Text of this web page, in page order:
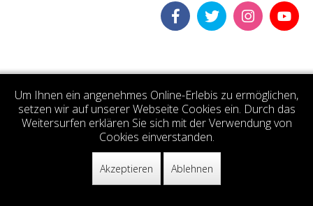
Um Ihnen ein angenehmes Online-Erlebis zu ermöglichen,
setzen wir auf unserer Webseite Cookies ein. Durch das
Weitersurfen erklären Sie sich mit der Verwendung von
Cookies einverstanden.
Akzeptieren Ablehnen